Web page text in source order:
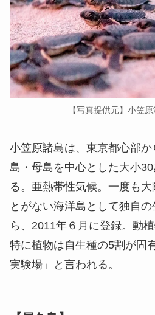
【写真提供元】小笠
小笠原諸島は、東京都心部
島・母島を中心とした大小
る。亜熱帯性気候。一度も
とがない海洋島として独自
ら、2011年６月に登録。動
特に植物は自生種の5割が固
実験場」と言われる。